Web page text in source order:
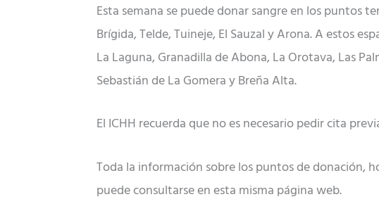
Esta semana se puede donar sangre en los puntos
Brígida, Telde, Tuineje, El Sauzal y Arona. A estos
La Laguna, Granadilla de Abona, La Orotava, Las
Sebastián de La Gomera y Breña Alta.
El ICHH recuerda que no es necesario pedir cita
Toda la información sobre los puntos de donación,
puede consultarse en esta misma página web.